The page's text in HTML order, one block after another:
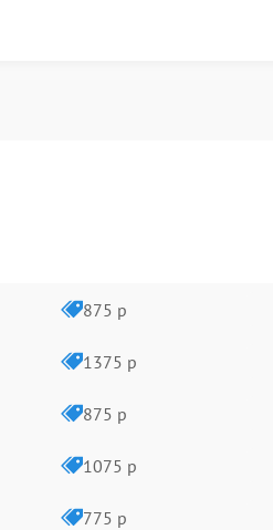
875 р
1375 р
875 р
1075 р
775 р